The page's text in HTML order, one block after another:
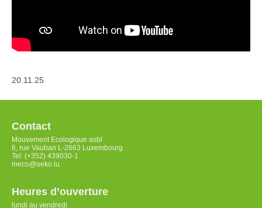
20.11.25
Contact
Mouvement Ecologique asbl
6, rue Vauban L-2663 Luxembourg
Tel: (+352) 439030-1
meco@oeko.lu
Heures d’ouverture
lundi au vendredi